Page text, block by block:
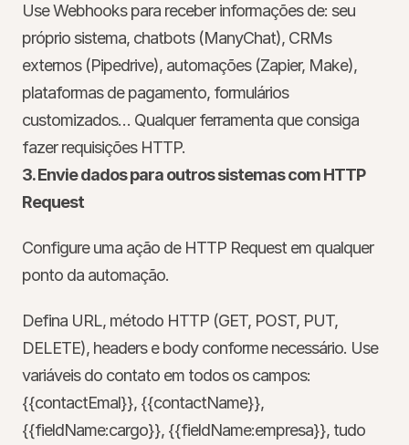
Use Webhooks para receber informações de: seu
próprio sistema, chatbots (ManyChat), CRMs
externos (Pipedrive), automações (Zapier, Make),
plataformas de pagamento, formulários
customizados… Qualquer ferramenta que consiga
fazer requisições HTTP.
3. Envie dados para outros sistemas com HTTP
Request
Configure uma ação de HTTP Request em qualquer
ponto da automação.
Defina URL, método HTTP (GET, POST, PUT,
DELETE), headers e body conforme necessário. Use
{{contactEmal}}, {{contactName}}
{{fieldName:cargo}}, {{fieldName:empresa}}, tudo